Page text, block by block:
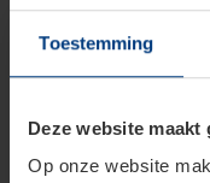
Toestemming
Deze website
Op onze website